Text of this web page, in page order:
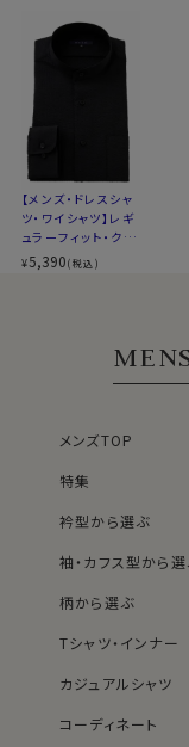
肌への接地面が少な
なおかつ着心地が軽
汗ばむ季節に最適
加え、クールマック
た春夏に最適なシャ
シアサッカーは凹凸
わ感があることから
がけをせずにご着用
折り返しがなく、首
立衿ともいいます。
ーシャツ。
仕上げました。
●コーディネートに
通常のジャケットに
シャツ1枚にダーク
てカジュアルに着用
【メンズ・ドレスシャ
ツ・ワイシャツ】レギ
ュラーフィット・クー
ルマックス・ドライ・
シアサッカー・スタン
¥5,390(税込)
メンズTOP
特集
衿型から選ぶ
袖・カフス型から
柄から選ぶ
Tシャツ・インナー
カジュアルシャツ
コーディネート